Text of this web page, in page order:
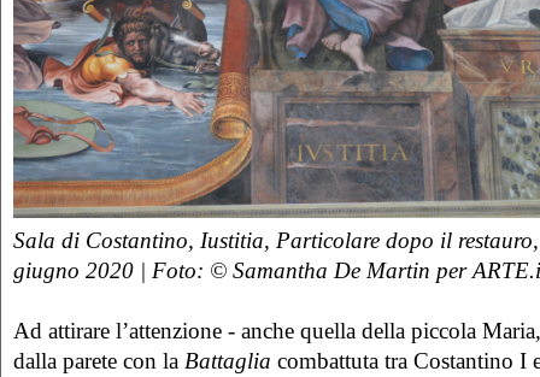
Sala di Costantino, Iustitia, Particolare dopo il
giugno 2020 | Foto: © Samantha De Martin per
Ad attirare l’attenzione - anche quella della piccola
dalla parete con la Battaglia combattuta tra Costantino I